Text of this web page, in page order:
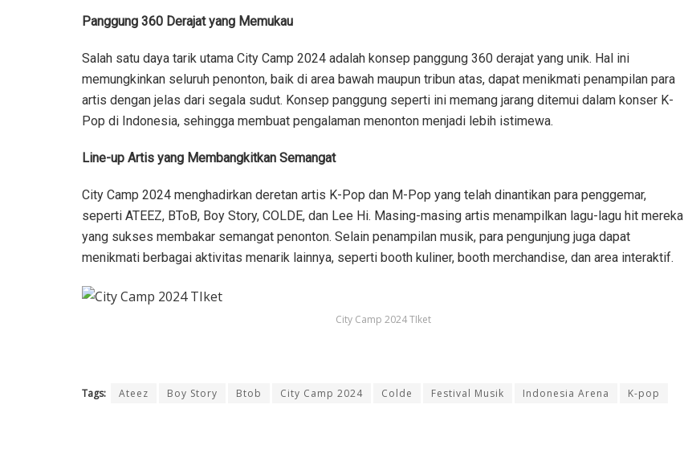
Panggung 360 Derajat yang Memukau
Salah satu daya tarik utama City Camp 2024 adalah konsep panggung 360 derajat yang unik. Hal ini
memungkinkan seluruh penonton, baik di area bawah maupun tribun atas, dapat menikmati penampilan para
artis dengan jelas dari segala sudut. Konsep panggung seperti ini memang jarang ditemui dalam konser K-
Pop di Indonesia, sehingga membuat pengalaman menonton menjadi lebih istimewa.
Line-up Artis yang Membangkitkan Semangat
City Camp 2024 menghadirkan deretan artis K-Pop dan M-Pop yang telah dinantikan para penggemar,
seperti ATEEZ, BToB, Boy Story, COLDE, dan Lee Hi. Masing-masing artis menampilkan lagu-lagu hit mereka
yang sukses membakar semangat penonton. Selain penampilan musik, para pengunjung juga dapat
menikmati berbagai aktivitas menarik lainnya, seperti booth kuliner, booth merchandise, dan area interaktif.
City Camp 2024 TIket
Tags: Ateez Boy Story Btob City Camp 2024 Colde Festival Musik Indonesia Arena K-pop